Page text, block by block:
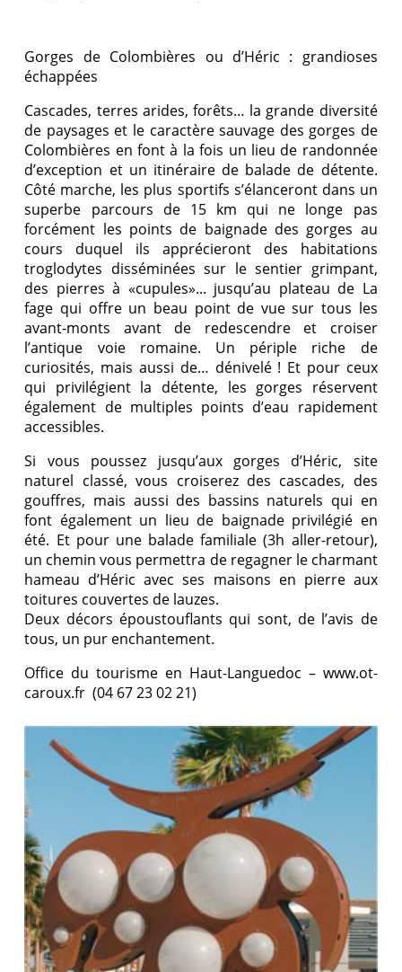
Gorges de Colombières ou d’Héric : grandioses
échappées
Cascades, terres arides, forêts… la grande diversité
de paysages et le caractère sauvage des gorges de
Colombières en font à la fois un lieu de randonnée
d’exception et un itinéraire de balade de détente.
Côté marche, les plus sportifs s’élanceront dans un
superbe parcours de 15 km qui ne longe pas
forcément les points de baignade des gorges au
cours duquel ils apprécieront des habitations
troglodytes disséminées sur le sentier grimpant,
des pierres à «cupules»... jusqu’au plateau de La
fage qui offre un beau point de vue sur tous les
avant-monts avant de redescendre et croiser
l’antique voie romaine. Un périple riche de
curiosités, mais aussi de… dénivelé ! Et pour ceux
qui privilégient la détente, les gorges réservent
également de multiples points d’eau rapidement
accessibles.
Si vous poussez jusqu’aux gorges d’Héric, site
naturel classé, vous croiserez des cascades, des
gouffres, mais aussi des bassins naturels qui en
font également un lieu de baignade privilégié en
été. Et pour une balade familiale (3h aller-retour),
un chemin vous permettra de regagner le charmant
hameau d’Héric avec ses maisons en pierre aux
toitures couvertes de lauzes.
Deux décors époustouflants qui sont, de l’avis de
tous, un pur enchantement.
Office du tourisme en Haut-Languedoc – www.ot-
caroux.fr (04 67 23 02 21)